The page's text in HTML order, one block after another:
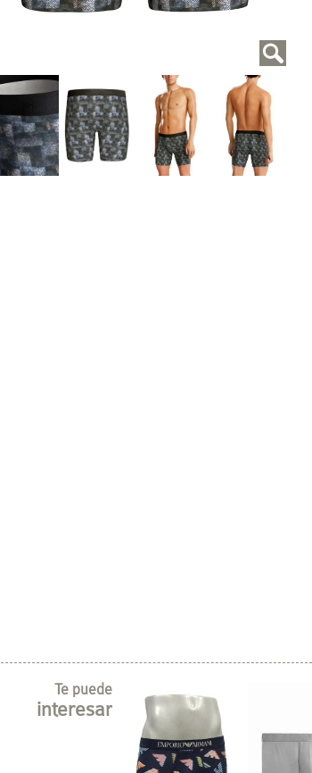
Te puede
interesar